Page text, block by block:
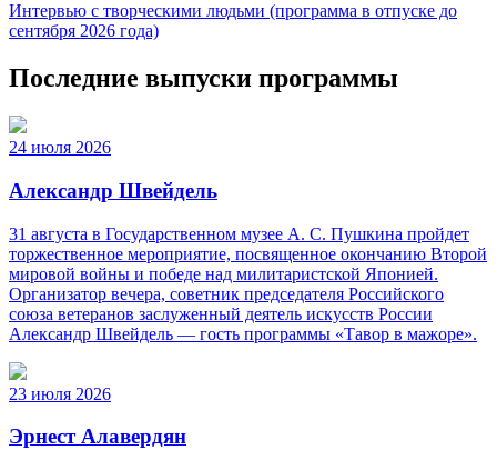
Интервью с творческими людьми (программа в отпуске до
сентября 2026 года)
Последние выпуски программы
24 июля 2026
Александр Швейдель
31 августа в Государственном музее А. С. Пушкина пройдет
торжественное мероприятие, посвященное окончанию Второй
мировой войны и победе над милитаристской Японией.
Организатор вечера, советник председателя Российского
союза ветеранов заслуженный деятель искусств России
Александр Швейдель — гость программы «Тавор в мажоре».
23 июля 2026
Эрнест Алавердян